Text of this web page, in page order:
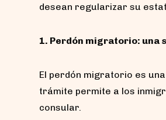
desean regularizar su
1. Perdón migratorio: una
El perdón migratorio es
trámite permite a los
consular.